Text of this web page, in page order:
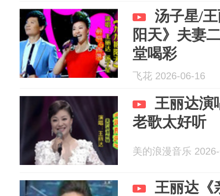
汤子星/
阳天》夫妻
堂喝彩
飞花 2026-06-16
王丽达演
老歌太好听
美的浪漫音乐
王丽达《